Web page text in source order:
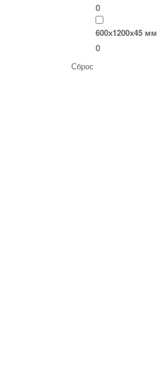
0
600х1200х45 мм
0
Сброс